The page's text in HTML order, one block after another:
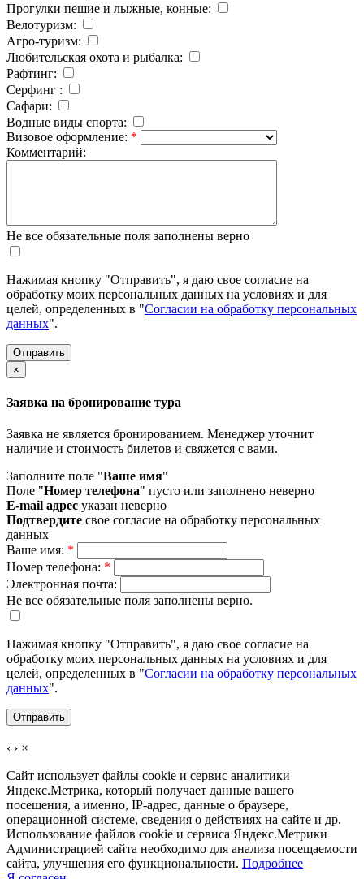
Прогулки пешие и лыжные, конные:
Велотуризм:
Агро-туризм:
Любительская охота и рыбалка:
Рафтинг:
Серфинг :
Cафари:
Водные виды спорта:
Визовое оформление: *
Комментарий:
Не все обязательные поля заполнены верно
Нажимая кнопку "Отправить", я даю свое согласие на
обработку моих персональных данных на условиях и для
целей, определенных в "Согласии на обработку персональных
данных".
×
Заявка на бронирование тура
Заявка не является бронированием. Менеджер уточнит
наличие и стоимость билетов и свяжется с вами.
Заполните поле "Ваше имя"
Поле "Номер телефона" пусто или заполнено неверно
E-mail адрес указан неверно
Подтвердите свое согласие на обработку персональных
данных
Ваше имя: *
Номер телефона: *
Электронная почта:
Не все обязательные поля заполнены верно.
Нажимая кнопку "Отправить", я даю свое согласие на
обработку моих персональных данных на условиях и для
целей, определенных в "Согласии на обработку персональных
данных".
‹ › ×
Сайт использует файлы cookie и сервис аналитики
Яндекс.Метрика, который получает данные вашего
посещения, а именно, IP-адрес, данные о браузере,
операционной системе, сведения о действиях на сайте и др.
Использование файлов cookie и сервиса Яндекс.Метрики
Администрацией сайта необходимо для анализа посещаемости
сайта, улучшения его функциональности. Подробнее